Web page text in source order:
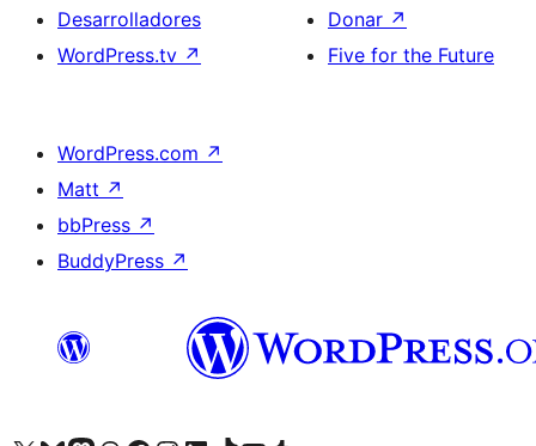
Desarrolladores
WordPress.tv ↗
Donar ↗
Five for the Future
WordPress.com ↗
Matt ↗
bbPress ↗
BuddyPress ↗